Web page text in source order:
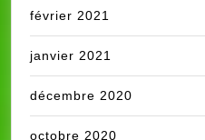
février 2021
janvier 2021
décembre 2020
octobre 2020